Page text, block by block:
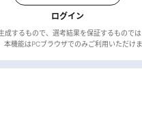
ログイン
成するもので、選考結果を保証するもので